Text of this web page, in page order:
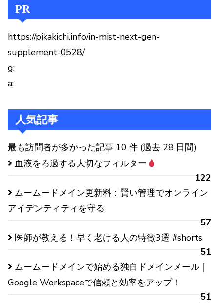
PR
https://pikakichi.info/in-mist-next-gen-
supplement-0528/
g:
a:
人気記事
最も訪問者が多かった記事 10 件 (過去 28 日間)
血液をろ過する大切なフィルター
122
ムームードメイン更新料：賢い管理でオンライン
アイデンティティを守る
57
医師が教える！早く老ける人の特徴3選 #shorts
51
ムームードメインで始める独自ドメインメール｜
Google Workspaceで信頼と効率をアップ！
51